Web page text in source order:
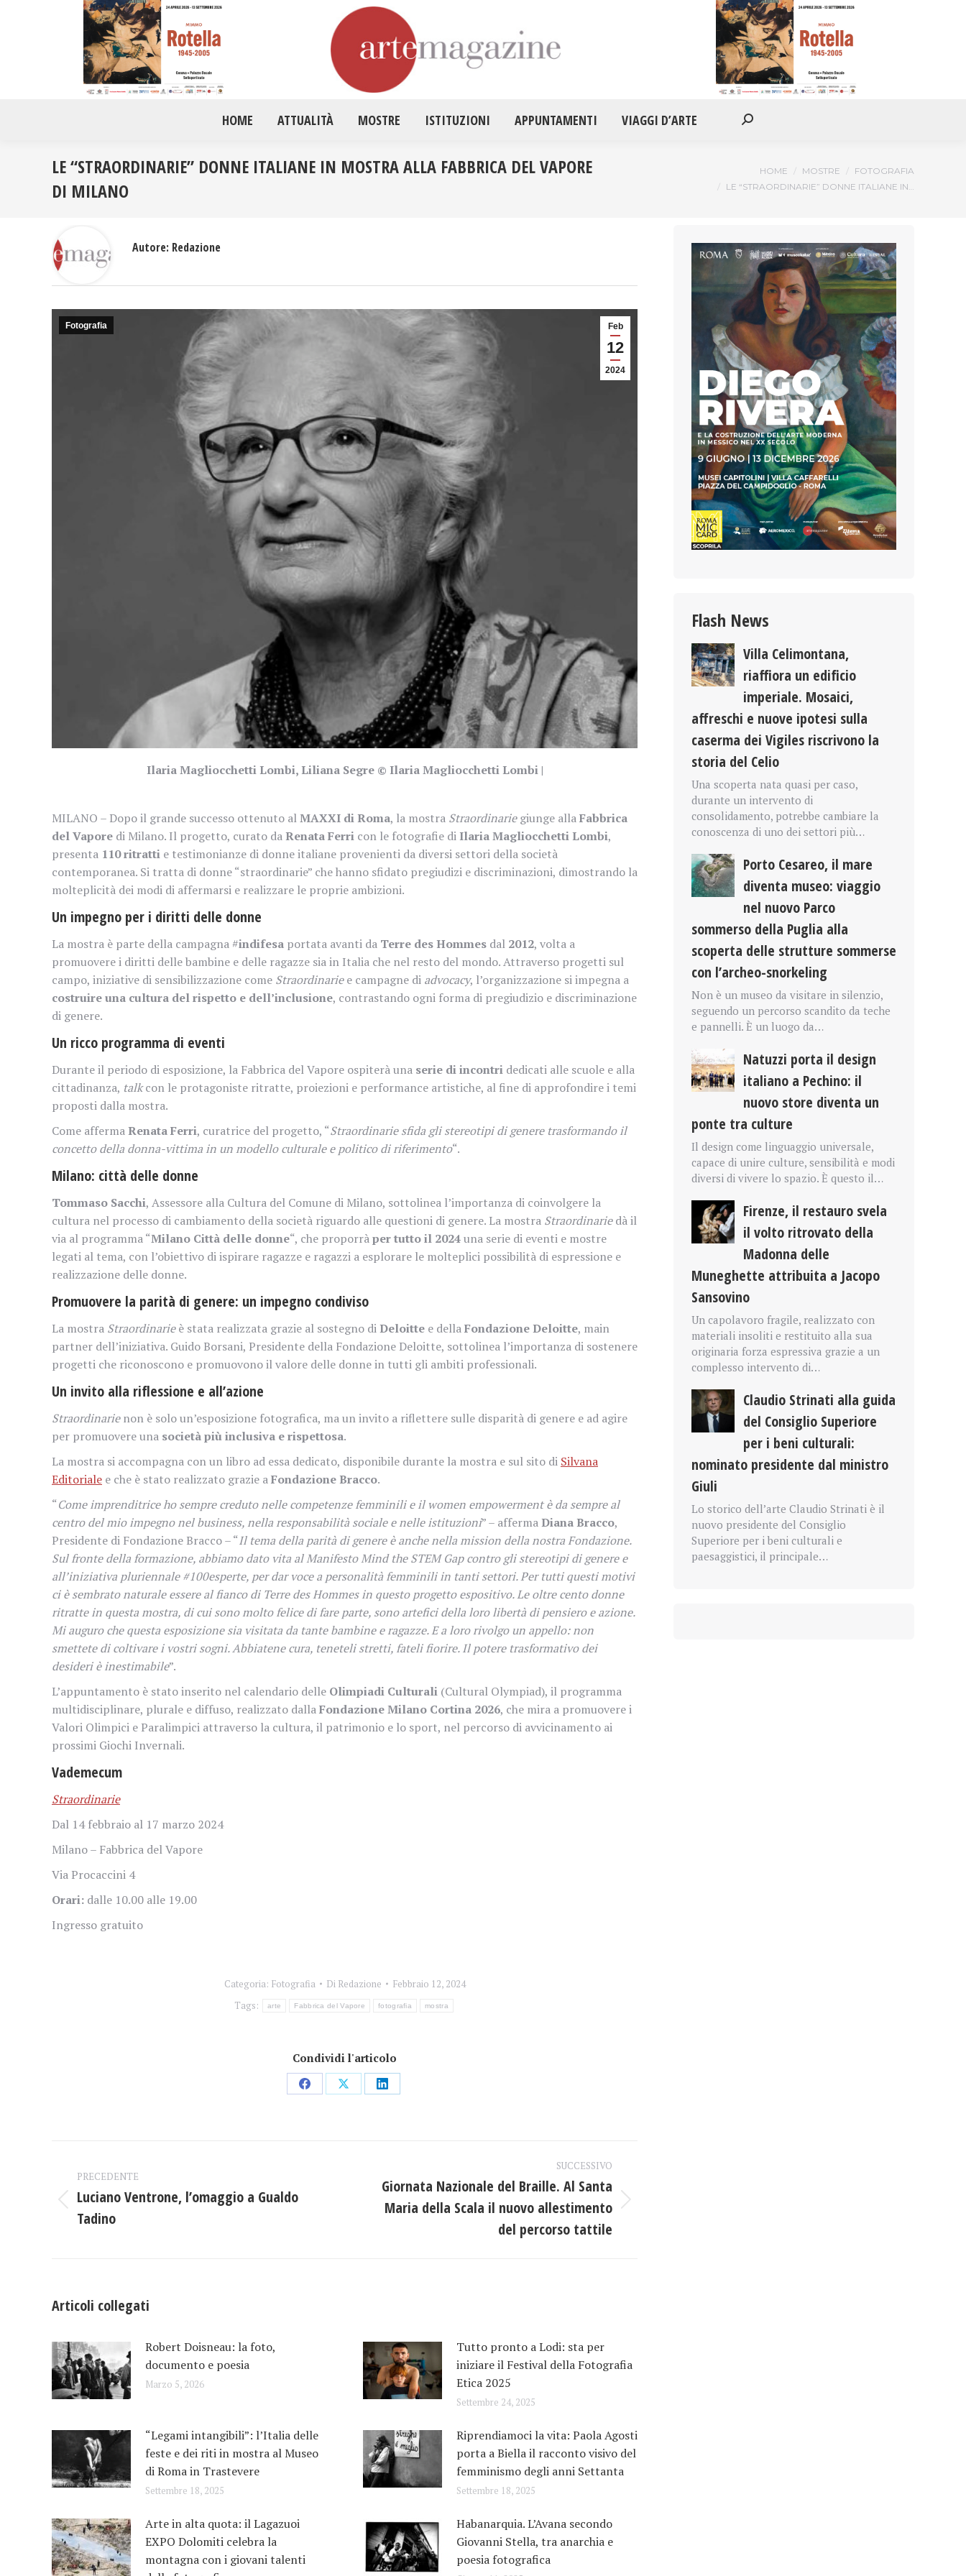
HOME ATTUALITÀ MOSTRE ISTITUZIONI APPUNTAMENTI VIAGGI D’ARTE Cerca:
LE “STRAORDINARIE” DONNE ITALIANE IN MOSTRA ALLA FABBRICA DEL VAPORE
DI MILANO
HOME MOSTRE
FOTOGRAFIA
LE “STRAORDINARIE” DONNE ITALIANE IN…
Feb
12
2024
Fotografia
Ilaria Magliocchetti Lombi, Liliana Segre © Ilaria Magliocchetti Lombi |
MILANO – Dopo il grande successo ottenuto alMAXXI di Roma, la mostra Straordinariegiunge allaFabbrica
del Vapore di Milano. Il progetto, curato daRenata Ferri con le fotografie di Ilaria Magliocchetti Lombi,
presenta 110 ritratti e testimonianze di donne italiane provenienti da diversi settori della società
contemporanea. Si tratta di donne “straordinarie” che hanno sfidato pregiudizi e discriminazioni, dimostrando la
molteplicità dei modi di affermarsi e realizzare le proprie ambizioni.
Un impegno per i diritti delle donne
La mostra è parte della campagna #indifesa portata avanti da Terre des Hommes dal 2012, volta a
promuovere i diritti delle bambine e delle ragazze sia in Italia che nel resto del mondo. Attraverso progetti sul
campo, iniziative di sensibilizzazione come Straordinariee campagne di advocacy, l’organizzazione si impegna a
costruire una cultura del rispetto e dell’inclusione, contrastando ogni forma di pregiudizio e discriminazione
di genere.
Un ricco programma di eventi
Durante il periodo di esposizione, la Fabbrica del Vapore ospiterà una serie di incontri dedicati alle scuole e alla
cittadinanza, talkcon le protagoniste ritratte, proiezioni e performance artistiche, al fine di approfondire i temi
proposti dalla mostra.
Come affermaRenata Ferri, curatrice del progetto, “Straordinarie sfida gli stereotipi di genere trasformando il
concetto della donna-vittima in un modello culturale e politico di riferimento“.
Milano: città delle donne
Tommaso Sacchi, Assessore alla Cultura del Comune di Milano, sottolinea l’importanza di coinvolgere la
cultura nel processo di cambiamento della società riguardo alle questioni di genere. La mostra Straordinariedà il
via al programma “Milano Città delle donne“, che proporràper tutto il 2024una serie di eventi e mostre
legati al tema, con l’obiettivo di ispirare ragazze e ragazzi a esplorare le molteplici possibilità di espressione e
realizzazione delle donne.
Promuovere la parità di genere: un impegno condiviso
La mostra Straordinarieè stata realizzata grazie al sostegno diDeloitte e dellaFondazione Deloitte, main
partner dell’iniziativa. Guido Borsani, Presidente della Fondazione Deloitte, sottolinea l’importanza di sostenere
progetti che riconoscono e promuovono il valore delle donne in tutti gli ambiti professionali.
Un invito alla riflessione e all’azione
Straordinarienon è solo un’esposizione fotografica, ma un invito a riflettere sulle disparità di genere e ad agire
per promuovere una società più inclusiva e rispettosa.
La mostra si accompagna con un libro ad essa dedicato, disponibile durante la mostra e sul sito di Silvana
Editoriale e che è stato realizzato grazie aFondazione Bracco.
“Come imprenditrice ho sempre creduto nelle competenze femminili e il women empowerment è da sempre al
centro del mio impegno nel business, nella responsabilità sociale e nelle istituzioni” – affermaDiana Bracco,
Presidente di Fondazione Bracco – “Il tema della parità di genere è anche nella mission della nostra Fondazione.
Sul fronte della formazione, abbiamo dato vita al Manifesto Mind the STEM Gap contro gli stereotipi di genere e
all’iniziativa pluriennale #100esperte, per dar voce a personalità femminili in tanti settori. Per tutti questi motivi
ci è sembrato naturale essere al fianco di Terre des Hommes in questo progetto espositivo. Le oltre cento donne
ritratte in questa mostra, di cui sono molto felice di fare parte, sono artefici della loro libertà di pensiero e azione.
Mi auguro che questa esposizione sia visitata da tante bambine e ragazze. E a loro rivolgo un appello: non
smettete di coltivare i vostri sogni. Abbiatene cura, teneteli stretti, fateli fiorire. Il potere trasformativo dei
desideri è inestimabile”.
L’appuntamento è stato inserito nel calendario delle Olimpiadi Culturali (Cultural Olympiad), il programma
multidisciplinare, plurale e diffuso, realizzato dallaFondazione Milano Cortina 2026, che mira a promuovere i
Valori Olimpici e Paralimpici attraverso la cultura, il patrimonio e lo sport, nel percorso di avvicinamento ai
prossimi Giochi Invernali.
Vademecum
Straordinarie
Dal 14 febbraio al 17 marzo 2024
Milano – Fabbrica del Vapore
Via Procaccini 4
Orari: dalle 10.00 alle 19.00
Ingresso gratuito
Categoria: Fotografia Di Redazione
Febbraio 12, 2024
Tags:
arte Fabbrica del Vapore fotografia mostra
Condividi l'articolo
CondividiCondividiCondividi
Autore: Redazione
traPRECEDENTE
Post
precedente:
Luciano Ventrone, l’omaggio a Gualdo
Tadino
SUCCESSIVO
Prossimo
Giornata Nazionale del Braille. Al Santa
Maria della Scala il nuovo allestimento
del percorso tattile
Articoli collegati
Robert Doisneau: la foto,
documento e poesia
Marzo 5, 2026
Tutto pronto a Lodi: sta per
iniziare il Festival della Fotografia
Etica 2025
Settembre 24, 2025
“Legami intangibili”: l’Italia delle
feste e dei riti in mostra al Museo
di Roma in Trastevere
Settembre 18, 2025
Riprendiamoci la vita: Paola Agosti
porta a Biella il racconto visivo del
femminismo degli anni Settanta
Settembre 18, 2025
Arte in alta quota: il Lagazuoi
EXPO Dolomiti celebra la
montagna con i giovani talenti
Habanarquia. L’Avana secondo
Giovanni Stella, tra anarchia e
poesia fotografica
Flash News
Villa Celimontana,
riaffiora un edificio
imperiale. Mosaici,
affreschi e nuove ipotesi sulla
caserma dei Vigiles riscrivono la
storia del Celio
Una scoperta nata quasi per caso,
durante un intervento di
consolidamento, potrebbe cambiare la
conoscenza di uno dei settori più…
Porto Cesareo, il mare
diventa museo: viaggio
nel nuovo Parco
sommerso della Puglia alla
scoperta delle strutture sommerse
con l’archeo-snorkeling
Non è un museo da visitare in silenzio,
seguendo un percorso scandito da teche
e pannelli. È un luogo da…
Natuzzi porta il design
italiano a Pechino: il
nuovo store diventa un
ponte tra culture
Il design come linguaggio universale,
capace di unire culture, sensibilità e modi
diversi di vivere lo spazio. È questo il…
Firenze, il restauro svela
il volto ritrovato della
Madonna delle
Muneghette attribuita a Jacopo
Sansovino
Un capolavoro fragile, realizzato con
materiali insoliti e restituito alla sua
originaria forza espressiva grazie a un
complesso intervento di…
Claudio Strinati alla guida
del Consiglio Superiore
per i beni culturali:
nominato presidente dal ministro
Giuli
Lo storico dell’arte Claudio Strinati è il
nuovo presidente del Consiglio
Superiore per i beni culturali e
paesaggistici, il principale…
HOME APPUNTAMENTI VIAGGI D’ARTE